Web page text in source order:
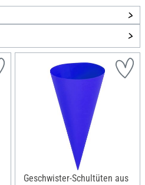
Geschwister-Schultüten aus